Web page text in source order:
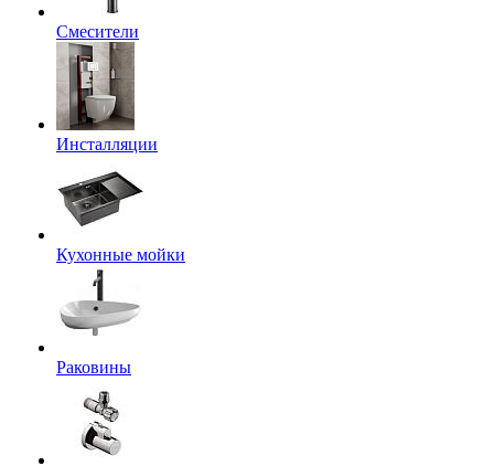
Смесители
Инсталляции
Кухонные мойки
Раковины